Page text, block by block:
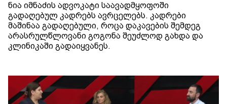
ნია იმნაძის ადვოკატი საავადმყოფოში
გადაღებულ კადრებს ავრცელებს. კადრები
მაშინაა გადაღებული, როცა დაკავების შემდეგ
არასრულწლოვანი გოგონა შეუძლოდ გახდა და
კლინიკაში გადაიყვანეს.